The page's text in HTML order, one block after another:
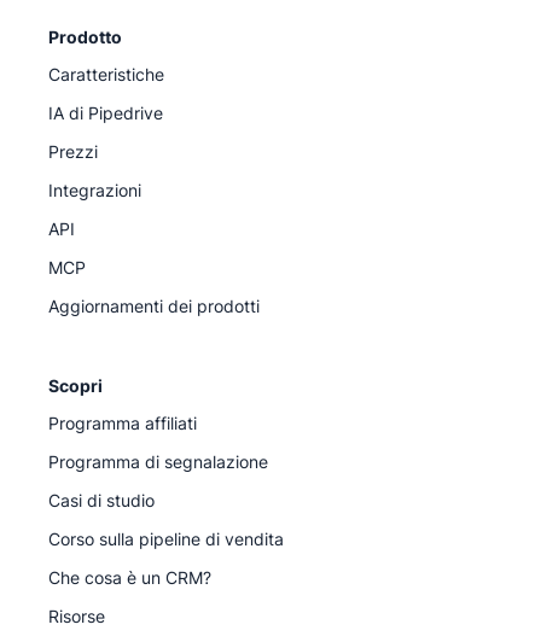
Prodotto
Caratteristiche
IA di Pipedrive
Prezzi
Integrazioni
API
MCP
Aggiornamenti dei prodotti
Scopri
Programma affiliati
Programma di segnalazione
Casi di studio
Corso sulla pipeline di vendita
Che cosa è un CRM?
Risorse